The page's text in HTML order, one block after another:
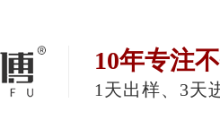
10年专注
1天出样、3天